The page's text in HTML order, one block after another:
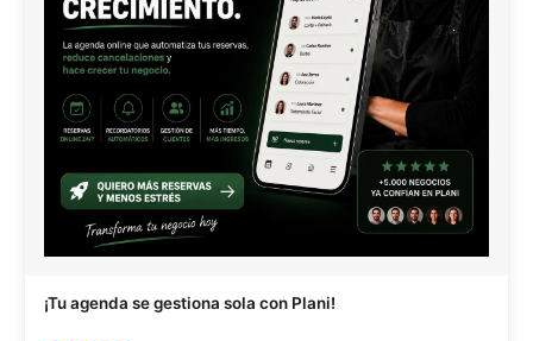
¡Tu agenda se gestiona sola con Plani!